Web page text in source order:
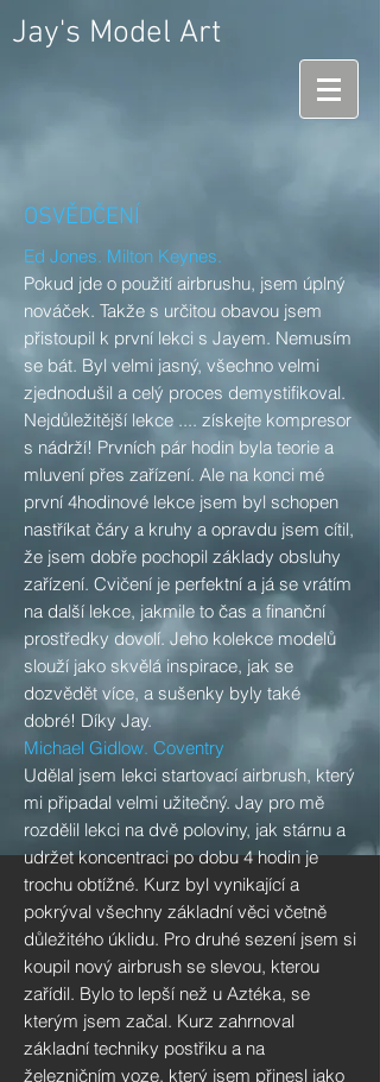
Jay's Model Art
OSVĚDČENÍ
Ed Jones. Milton Keynes.
Pokud jde o použití airbrushu, jsem úplný
nováček. Takže s určitou obavou jsem
přistoupil k první lekci s Jayem. Nemusím
se bát. Byl velmi jasný, všechno velmi
zjednodušil a celý proces demystifikoval.
Nejdůležitější lekce .... získejte kompresor
s nádrží! Prvních pár hodin byla teorie a
mluvení přes zařízení. Ale na konci mé
první 4hodinové lekce jsem byl schopen
nastříkat čáry a kruhy a opravdu jsem cítil,
že jsem dobře pochopil základy obsluhy
zařízení. Cvičení je perfektní a já se vrátím
na další lekce, jakmile to čas a finanční
prostředky dovolí. Jeho kolekce modelů
slouží jako skvělá inspirace, jak se
dozvědět více, a sušenky byly také
dobré! Díky Jay.
Michael Gidlow. Coventry
Udělal jsem lekci startovací airbrush, který
mi připadal velmi užitečný. Jay pro mě
rozdělil lekci na dvě poloviny, jak stárnu a
udržet koncentraci po dobu 4 hodin je
trochu obtížné. Kurz byl vynikající a
pokrýval všechny základní věci včetně
důležitého úklidu. Pro druhé sezení jsem si
koupil nový airbrush se slevou, kterou
zařídil. Bylo to lepší než u Aztéka, se
kterým jsem začal. Kurz zahrnoval
základní techniky postřiku a na
železničním voze, který jsem přinesl jako